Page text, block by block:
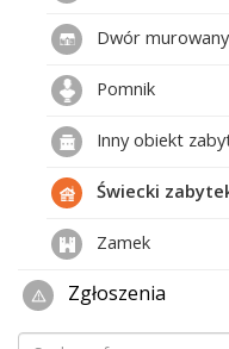
Dwór murowany
Pomnik
Inny obiekt
Świecki
Zamek
Zgłoszenia